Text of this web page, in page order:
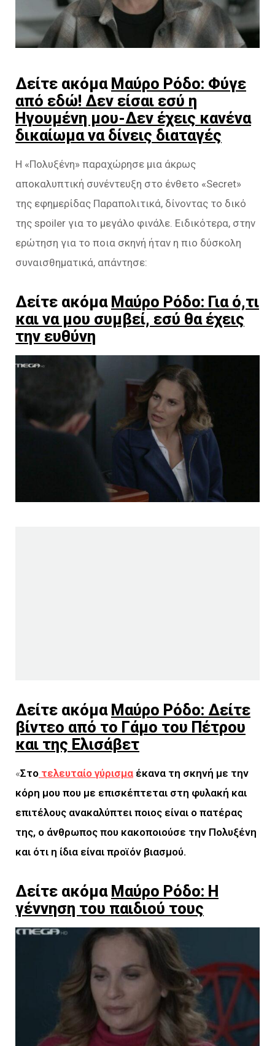
Δείτε ακόμα Μαύρο Ρόδο: Φύγε
από εδώ! Δεν είσαι εσύ η
Ηγουμένη μου-Δεν έχεις κανένα
δικαίωμα να δίνεις διαταγές
Η «Πολυξένη» παραχώρησε μια άκρως
αποκαλυπτική συνέντευξη στο ένθετο «Secret»
της εφημερίδας Παραπολιτικά, δίνοντας το δικό
της spoiler για το μεγάλο φινάλε. Ειδικότερα, στην
ερώτηση για το ποια σκηνή ήταν η πιο δύσκολη
συναισθηματικά, απάντησε:
Δείτε ακόμα Μαύρο Ρόδο: Για ό,τι
και να μου συμβεί, εσύ θα έχεις
την ευθύνη
Δείτε ακόμα Μαύρο Ρόδο: Δείτε
βίντεο από το Γάμο του Πέτρου
και της Ελισάβετ
«Στο τελευταίο γύρισμα έκανα τη σκηνή με την
κόρη μου που με επισκέπτεται στη φυλακή και
επιτέλους ανακαλύπτει ποιος είναι ο πατέρας
της, ο άνθρωπος που κακοποιούσε την Πολυξένη
και ότι η ίδια είναι προϊόν βιασμού.
Δείτε ακόμα Μαύρο Ρόδο: Η
γέννηση του παιδιού τους